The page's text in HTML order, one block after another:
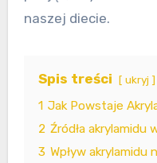
naszej diecie.
Spis treści ukryj
1 Jak Powstaje
2 Źródła akrylamidu
3 Wpływ akrylamidu